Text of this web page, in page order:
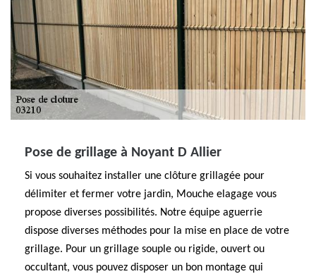
Pose de grillage à Noyant D Allier
Si vous souhaitez installer une clôture grillagée pour
délimiter et fermer votre jardin, Mouche elagage vous
propose diverses possibilités. Notre équipe aguerrie
dispose diverses méthodes pour la mise en place de votre
grillage. Pour un grillage souple ou rigide, ouvert ou
occultant, vous pouvez disposer un bon montage qui